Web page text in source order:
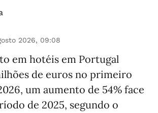
2026, 09:08
em hotéis em Portugal
de euros no primeiro
um aumento de 54% face
de 2025, segundo o